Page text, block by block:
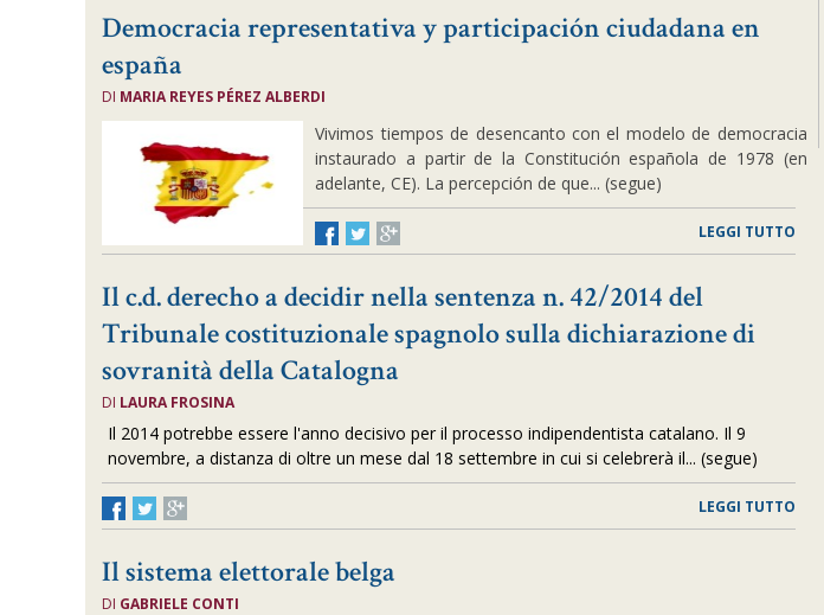
Democracia representativa y participación ciudadana en
españa
DI MARIA REYES PÉREZ ALBERDI
Vivimos tiempos de desencanto con el modelo de democracia
instaurado a partir de la Constitución española de 1978 (en
adelante, CE). La percepción de que... (segue)
LEGGI TUTTO
Il c.d. derecho a decidir nella sentenza n. 42/2014 del
Tribunale costituzionale spagnolo sulla dichiarazione di
sovranità della Catalogna
DI LAURA FROSINA
Il 2014 potrebbe essere l'anno decisivo per il processo indipendentista catalano. Il 9
novembre, a distanza di oltre un mese dal 18 settembre in cui si celebrerà il... (segue)
LEGGI TUTTO
Il sistema elettorale belga
DI GABRIELE CONTI